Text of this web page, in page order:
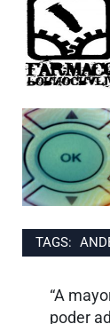
TAGS:
Entrada
anterior:
“A
poder